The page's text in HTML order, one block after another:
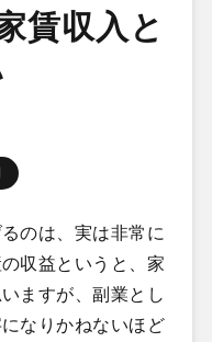
賃収入と
のは、実は非常に
収益というと、家
ますが、副業とし
なりかねないほど